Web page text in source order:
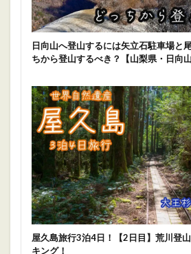
日向山へ登山するには矢立石駐車場と
ちから登山するべき？【山梨県・日向山
屋久島旅行3泊4日！【2日目】荒川登
キング！